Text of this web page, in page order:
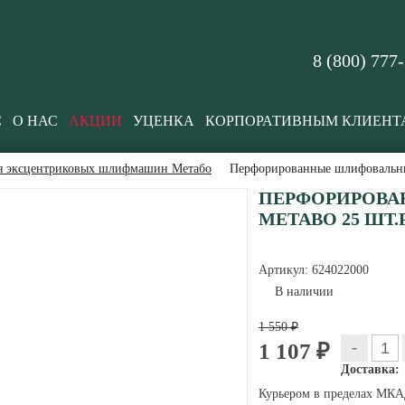
8 (800)
О НАС АКЦИИ УЦЕНКА КОРПОРАТИВНЫМ
эксцентриковых шлифмашин Метабо Перфорированные
METABO 25
Артикул: 624022000
В наличии
1 550 ₽
1 107 ₽ -
Доставка:
Курьером в пределах